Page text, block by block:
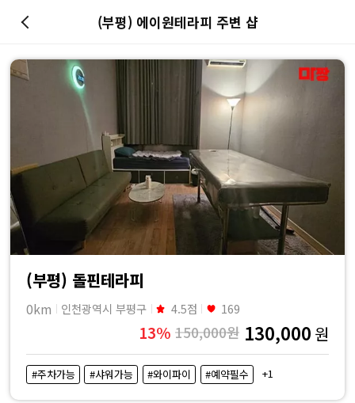
마
최
저
가
예
약
(부평) 에이원테라피 주변 샵
(부평) 돌핀테라피
0km 인천광역시 부평구 4.5점 169
13% 150,000원 130,000 원
#주차가능 #샤워가능 #와이파이 #예약필수 +1